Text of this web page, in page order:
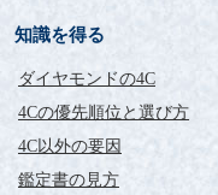
知識を得る
ダイヤモンドの4C
4Cの優先順位と選び方
4C以外の要因
鑑定書の見方